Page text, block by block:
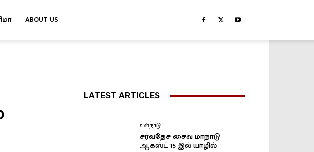
ABOUT US
LATEST ARTICLES
உள்நாடு
சர்வதேச சைவ மாநாடு
ஆகஸ்ட் 15 இல் யாழில்